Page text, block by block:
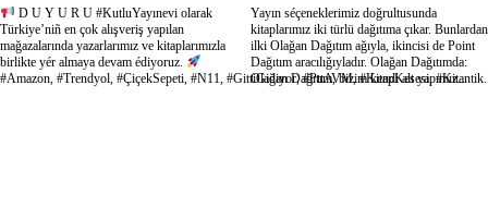
D U Y U R U #KutluYayınevi olarak
Türkiye’niñ en çok alışveriş yapılan
mağazalarında yazarlarımız ve kitaplarımızla
birlikte yér almaya devam édiyoruz.
#Amazon, #Trendyol, #ÇiçekSepeti, #N11, #GittiGidiyor, #PttAVM, #KitapKesesi,
Yayın séçeneklerimiz doğrultusunda
kitaplarımız iki türlü dağıtıma çıkar. Bunlardan
ilki Olağan Dağıtım ağıyla, ikincisi de Point
Dağıtım aracılığıyladır. Olağan Dağıtımda:
Olağan Dağıtım, bizim kendi alt yapımız...